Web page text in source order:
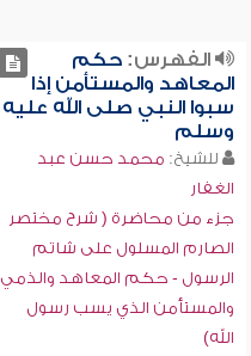
الفهرس:حكم
المعاهد والمستأمن إذا
سبوا النبي صلى الله عليه
وسلم
للشيخ: محمد حسن عبد
الغفار
جزء من محاضرة ( شرح مختصر
الصارم المسلول على شاتم
الرسول - حكم المعاهد والذمي
والمستأمن الذي يسب رسول
الله)